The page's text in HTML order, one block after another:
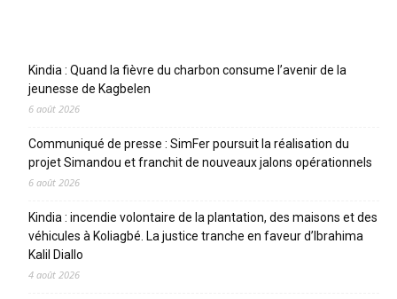
Kindia : Quand la fièvre du charbon consume l’avenir de la
jeunesse de Kagbelen
6 août 2026
Communiqué de presse : SimFer poursuit la réalisation du
projet Simandou et franchit de nouveaux jalons opérationnels
6 août 2026
Kindia : incendie volontaire de la plantation, des maisons et des
véhicules à Koliagbé. La justice tranche en faveur d’Ibrahima
Kalil Diallo
4 août 2026